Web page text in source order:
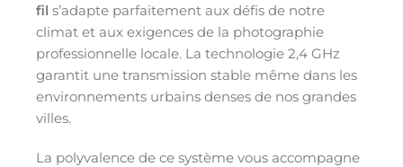
fil s’adapte parfaitement aux défis de notre
climat et aux exigences de la photographie
professionnelle locale. La technologie 2,4 GHz
garantit une transmission stable même dans les
environnements urbains denses de nos grandes
villes.
La polyvalence de ce système vous accompagne